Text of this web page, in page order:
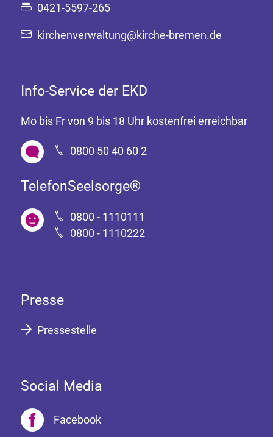
0421-5597-265
kirchenverwaltung@kirche-bremen.de
Info-Service der EKD
Mo bis Fr von 9 bis 18 Uhr kostenfrei erreichbar
0800 50 40 60 2
TelefonSeelsorge®
0800 - 1110111
0800 - 1110222
Presse
Pressestelle
Social Media
Facebook